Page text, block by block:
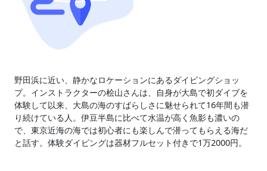
野田浜に近い、静かなロケーションにあるダイビングショッ
プ。インストラクターの桧山さんは、自身が大島で初ダイブを
体験して以来、大島の海のすばらしさに魅せられて16年間も潜
り続けている人。伊豆半島に比べて水温が高く魚影も濃いの
で、東京近海の海では初心者にも楽しんで潜ってもらえる海だ
と話す。体験ダイビングは器材フルセット付きで1万2000円。